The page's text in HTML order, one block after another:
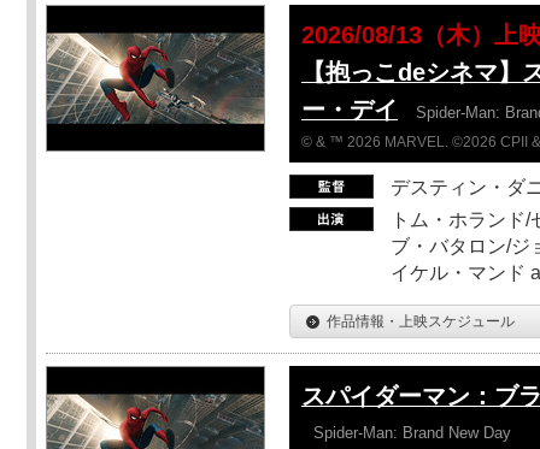
2026/08/13（木）上
【抱っこdeシネマ】
ー・デイ
Spider-Man:
© & ™ 2026 MARVEL. ©2026 CPII
デスティン・ダ
トム・ホランド
ブ・バタロン/ジ
イケル・マンド
作品情報・上映スケジュール
スパイダーマン：ブ
Spider-Man: Brand New Day